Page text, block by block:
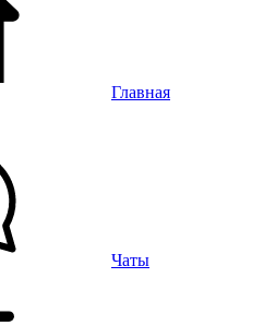
Главная
Чаты